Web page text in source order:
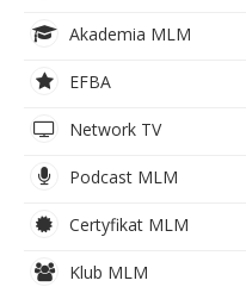
Akademia MLM
EFBA
Network TV
Podcast MLM
Certyfikat MLM
Klub MLM